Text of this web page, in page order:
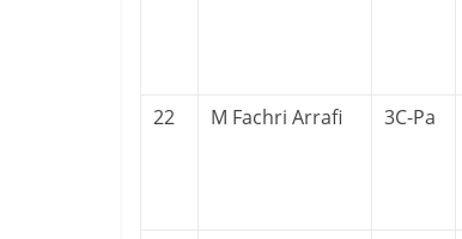
22 M Fachri Arrafi 3C-Pa